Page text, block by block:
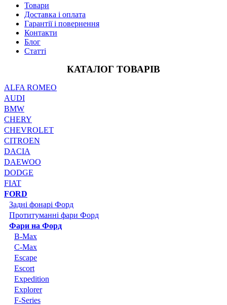
Товари
Доставка і оплата
Гарантії і повернення
Контакти
Блог
Статті
КАТАЛОГ ТОВАРІВ
ALFA ROMEO
AUDI
BMW
CHERY
CHEVROLET
CITROEN
DACIA
DAEWOO
DODGE
FIAT
FORD
Задні фонарі Форд
Протитуманні фари Форд
Фари на Форд
B-Max
C-Max
Escape
Escort
Expedition
Explorer
F-Series